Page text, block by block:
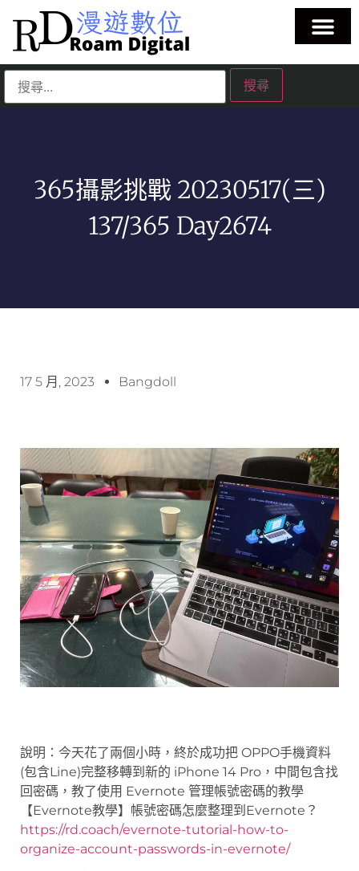
365攝影挑戰 20230517(三)
137/365 Day2674
17 5 月, 2023 Bangdoll
說明：今天花了兩個小時，終於成功把 OPPO手機資料
(包含Line)完整移轉到新的 iPhone 14 Pro，中間包含找
回密碼，教了使用 Evernote 管理帳號密碼的教學
【Evernote教學】帳號密碼怎麼整理到Evernote？
https://rd.coach/evernote-tutorial-how-to-
organize-account-passwords-in-evernote/